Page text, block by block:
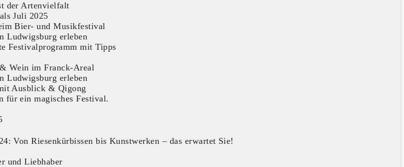
der Artenvielfalt
Juli 2025
Bier- und Musikfestival
Ludwigsburg erleben
Festivalprogramm mit Tipps
Wein im Franck-Areal
Ludwigsburg erleben
Ausblick & Qigong
ein magisches Festival.
Von Riesenkürbissen bis Kunstwerken – das erwartet Sie!
und Liebhaber